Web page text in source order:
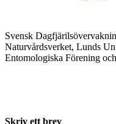
Svensk
Naturvårdsverket, Lunds
Entomologiska Förening
Skriv ett brev